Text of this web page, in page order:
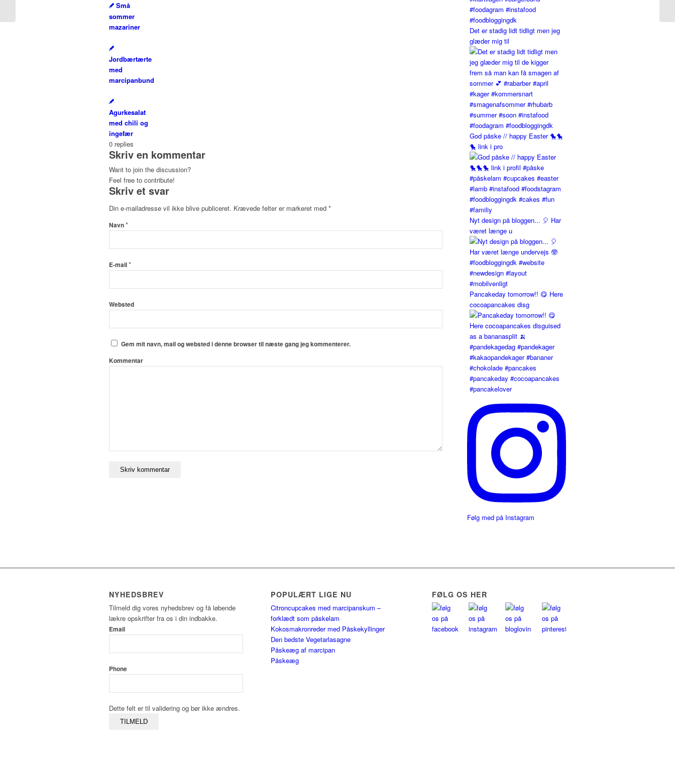
Små
sommer
mazariner
Jordbærtærte
med
marcipanbund
Agurkesalat
med chili og
ingefær
0 replies
Skriv en kommentar
Want to join the discussion?
Feel free to contribute!
Skriv et svar
Din e-mailadresse vil ikke blive publiceret. Krævede felter er markeret med *
Navn*
E-mail*
Websted
Gem mit navn, mail og websted i denne browser til næste gang jeg kommenterer.
Kommentar
Det er stadig lidt tidligt men jeg
glæder mig til
God påske // happy Easter 🐤🐤
🐤 link i pro
Nyt design på bloggen... 🎈 Har
været længe u
Pancakeday tomorrow!! 😋 Here
cocoapancakes disg
Følg med på Instagram
NYHEDSBREV
Tilmeld dig vores nyhedsbrev og få løbende
lækre opskrifter fra os i din indbakke.
Email
Phone
Dette felt er til validering og bør ikke ændres.
POPULÆRT LIGE NU
Citroncupcakes med marcipanskum –
forklædt som påskelam
Kokosmakronreder med Påskekyllinger
Den bedste Vegetarlasagne
Påskeæg af marcipan
Påskeæg
FØLG OS HER